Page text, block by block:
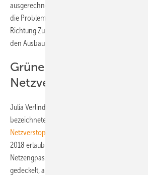
ausgerechnet im Windland Niedersachsen.“ Er
die Probleme anzugehen und die Weichen für
Richtung Zukunft zu stellen. Allein das Thema
den Ausbau in der Region Hannover fast zum
Grüne: Kohle und Atom
Netzverstopfer
Julia Verlinden, Energieexpertin der Grünen im
bezeichnete auf Twitter Kohle- und
Netzverstopfer
2018 erlaubt, zusätzliche Reststrommengen auf
Netzengpassgebiet zu übertragen. Nun werde
gedeckelt, anstatt Kohle- und Kernkraftwerke